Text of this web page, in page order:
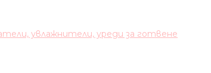
увлажнители, уреди за готвене